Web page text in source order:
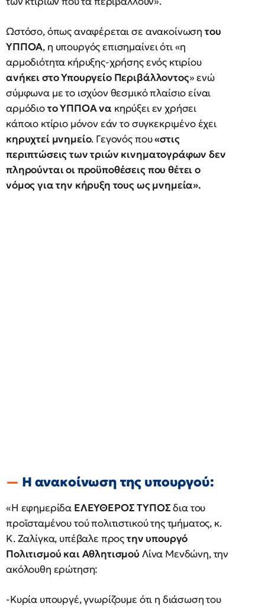
Ωστόσο, όπως αναφέρεται σε ανακοίνωση του
ΥΠΠΟΑ, η υπουργός επισημαίνει ότι «η
αρμοδιότητα κήρυξης-χρήσης ενός κτιρίου
ανήκει στο Υπουργείο Περιβάλλοντος» ενώ
σύμφωνα με το ισχύον θεσμικό πλαίσιο είναι
αρμόδιοτο ΥΠΠΟΑ να κηρύξει εν χρήσει
κάποιο κτίριο μόνον εάν το συγκεκριμένο έχει
κηρυχτεί μνημείο. Γεγονός που«στις
περιπτώσεις των τριών κινηματογράφων δεν
πληρούνται οι προϋποθέσεις που θέτει ο
νόμος για την κήρυξη τους ως μνημεία».
Η ανακοίνωση της υπουργού:
«Η εφημερίδα ΕΛΕΥΘΕΡΟΣ ΤΥΠΟΣδια του
προϊσταμένου τού πολιτιστικού της τμήματος, κ.
Κ. Ζαλίγκα, υπέβαλε προςτην υπουργό
Πολιτισμού και Αθλητισμού Λίνα Μενδώνη, την
ακόλουθη ερώτηση:
-Κυρία υπουργέ, γνωρίζουμε ότι η διάσωση του